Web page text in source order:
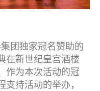
团独家冠名赞助的
在新世纪皇宫酒楼
作为本次活动的冠
持活动的举办，